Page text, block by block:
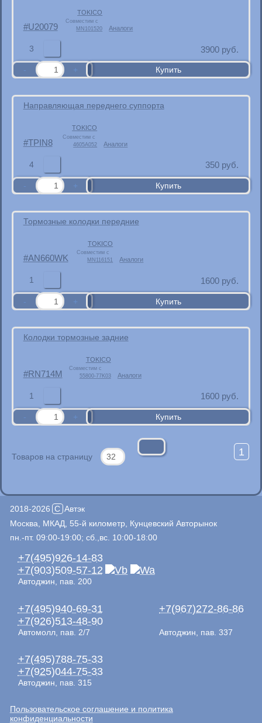
U20079
TOKICO
Совместим с
MN101520
Аналоги
3 3900 руб.
Направляющая переднего суппорта
TPIN8
TOKICO
Совместим с
4605A052
Аналоги
4 350 руб.
Тормозные колодки передние
AN660WK
TOKICO
Совместим с
MN116151
Аналоги
1 1600 руб.
Колодки тормозные задние
RN714M
TOKICO
Совместим с
55800-77K03
Аналоги
1 1600 руб.
Товаров на страницу 1
2018-2026 C Автэк
Москва, МКАД, 55-й километр, Кунцевский Авторынок
пн.-пт. 09:00-19:00; сб.,вс. 10:00-18:00
+7(495)926-14-83
+7(903)509-57-12
Автоджин, пав. 200
+7(495)940-69-31
+7(926)513-48-90
Автомолл, пав. 2/7
+7(967)272-86-86
Автоджин, пав. 337
+7(495)788-75-33
+7(925)044-75-33
Автоджин, пав. 315
Пользовательское соглашение и политика
конфиденциальности